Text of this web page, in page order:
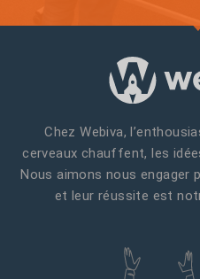
Chez Webiva,
cerveaux chauffent, les
Nous aimons nous engager
et leur réussite est